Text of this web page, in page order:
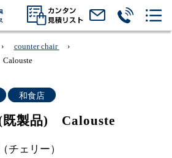
counter chair
和食店
既製品) Calouste
チェリー）